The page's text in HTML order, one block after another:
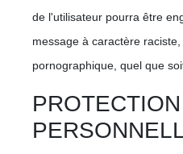
de l'utilisateur pourra être
message à caractère
pornographique, quel que